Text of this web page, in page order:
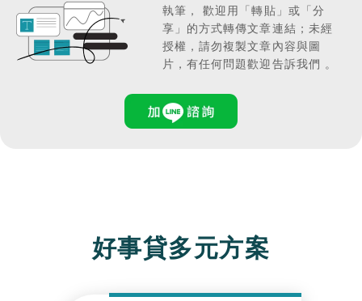
執筆，
歡迎用「轉貼」或「分
享」的方式轉傳文章連結； 未經
授權，請勿複製文章內容與圖
片，有任何問題歡迎告訴我們 。
好事貸多元方案